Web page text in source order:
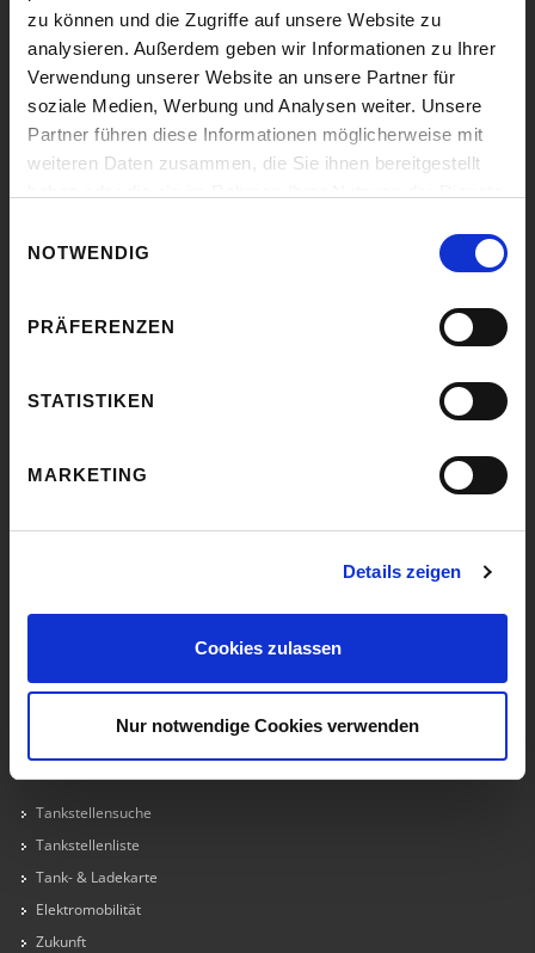
zu können und die Zugriffe auf unsere Website zu
analysieren. Außerdem geben wir Informationen zu Ihrer
Verwendung unserer Website an unsere Partner für
soziale Medien, Werbung und Analysen weiter. Unsere
Partner führen diese Informationen möglicherweise mit
weiteren Daten zusammen, die Sie ihnen bereitgestellt
NOTWENDIG
PRÄFERENZEN
STATISTIKEN
MARKETING
Details zeigen
Cookies zulassen
Nur notwendige Cookies verwenden
Büro Josef-Wilberger-Straße | Strom & Erdgas
Josef-Wilberger-Straße 53
6020 Innsbruck
+43 50 2277 - 2000
Büro Ötztal Bahnhof
Olympstraße 15
6430 Ötztal Bahnhof
Perjenerweg 19
6500 Landeck
6250 Kundl
6370 Kitzbühel
TANKEN
Tankstellensuche
Tankstellenliste
Tank- & Ladekarte
Elektromobilität
Zukunft